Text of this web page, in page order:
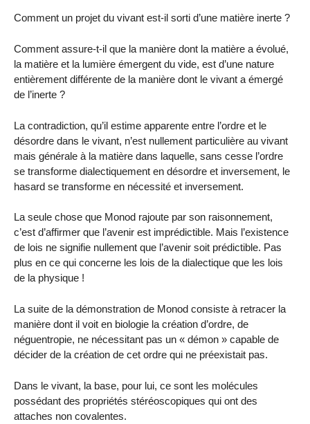
Comment un projet du vivant est-il sorti d’une matière inerte ?
Comment assure-t-il que la manière dont la matière a évolué,
la matière et la lumière émergent du vide, est d’une nature
entièrement différente de la manière dont le vivant a émergé
de l’inerte ?
La contradiction, qu’il estime apparente entre l’ordre et le
désordre dans le vivant, n’est nullement particulière au vivant
mais générale à la matière dans laquelle, sans cesse l’ordre
se transforme dialectiquement en désordre et inversement, le
hasard se transforme en nécessité et inversement.
La seule chose que Monod rajoute par son raisonnement,
c’est d’affirmer que l’avenir est imprédictible. Mais l’existence
de lois ne signifie nullement que l’avenir soit prédictible. Pas
plus en ce qui concerne les lois de la dialectique que les lois
de la physique !
La suite de la démonstration de Monod consiste à retracer la
manière dont il voit en biologie la création d’ordre, de
néguentropie, ne nécessitant pas un « démon » capable de
décider de la création de cet ordre qui ne préexistait pas.
Dans le vivant, la base, pour lui, ce sont les molécules
possédant des propriétés stéréoscopiques qui ont des
attaches non covalentes.